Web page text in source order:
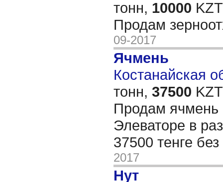
тонн, 10000
Продам
09-2017
Ячмень
Костанайская
тонн, 37500
Продам ячмень
Элеваторе в
37500 тенге
2017
Нут